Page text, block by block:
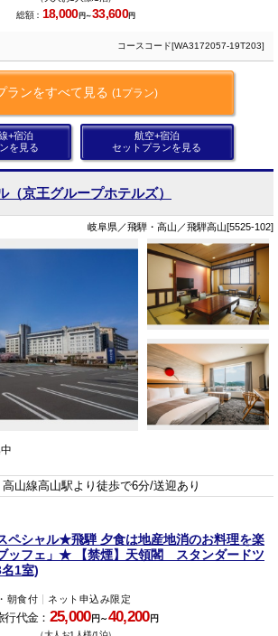
総額： 18,000円～33,600円
コースコード[WA3172057-19T203]
ランをすべて見る (1プラン)
+宿泊
を見る
航空+宿泊
セットプランを見る
（京王グループホテルズ）
岐阜県／飛騨・高山／飛騨高山[5525-102]
高山線高山駅より徒歩で6分/送迎あり
ペシャル★飛騨 夕食は地産地消のお料理を楽
ッフェ」★ 【禁煙】天領閣 スタンダードツ
1室)
朝食付 ネット申込み限定
行代金： 25,000円～40,200円